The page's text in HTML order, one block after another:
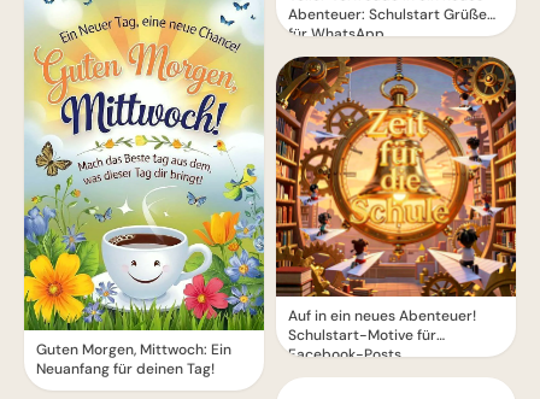
Guten Morgen, Mittwoch: Ein
Neuanfang für deinen Tag!
Abenteuer: Schulstart Grüße
für WhatsApp
Auf in ein neues Abenteuer!
Schulstart-Motive für
Facebook-Posts